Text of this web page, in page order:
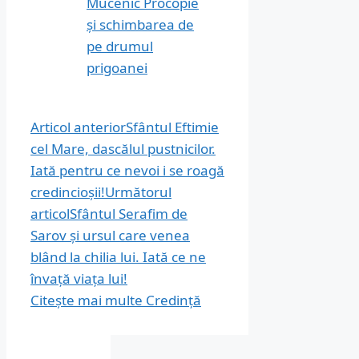
și schimbarea de
pe drumul
prigoanei
Articol anteriorSfântul Eftimie
cel Mare, dascălul pustnicilor.
Iată pentru ce nevoi i se roagă
credincioșii!Următorul
articolSfântul Serafim de
Sarov și ursul care venea
blând la chilia lui. Iată ce ne
învață viața lui!
Citește mai multe Credință